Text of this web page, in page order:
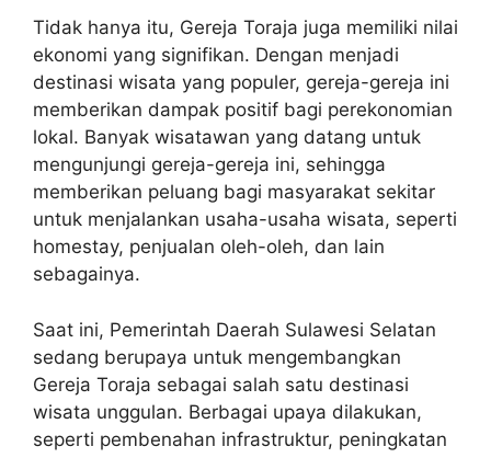
Tidak hanya itu, Gereja Toraja juga memiliki nilai
ekonomi yang signifikan. Dengan menjadi
destinasi wisata yang populer, gereja-gereja ini
memberikan dampak positif bagi perekonomian
lokal. Banyak wisatawan yang datang untuk
mengunjungi gereja-gereja ini, sehingga
memberikan peluang bagi masyarakat sekitar
untuk menjalankan usaha-usaha wisata, seperti
homestay, penjualan oleh-oleh, dan lain
sebagainya.
Saat ini, Pemerintah Daerah Sulawesi Selatan
sedang berupaya untuk mengembangkan
Gereja Toraja sebagai salah satu destinasi
wisata unggulan. Berbagai upaya dilakukan,
seperti pembenahan infrastruktur, peningkatan